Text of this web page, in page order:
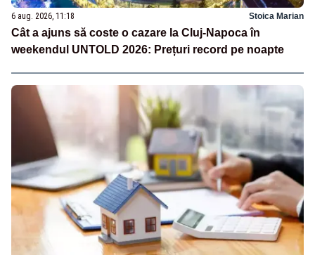
6 aug. 2026, 11:18 Stoica Marian
Cât a ajuns să coste o cazare la Cluj-Napoca în
weekendul UNTOLD 2026: Prețuri record pe noapte